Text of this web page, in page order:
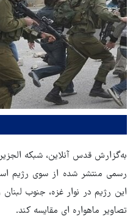
به‌گزارش قدس آنلاین، شبکه
رسمی منتشر شده از سوی رژیم
این رژیم در نوار غزه، جنوب
تصاویر ماهواره ای مقایسه کند.